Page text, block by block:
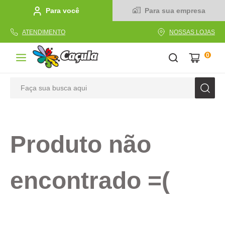
Para você Para sua empresa
ATENDIMENTO NOSSAS LOJAS
0
Produto não
encontrado =(
2º linha
4º tecido